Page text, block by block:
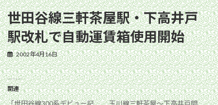
キ
ッ
プ
に
移
動世田谷線三軒茶屋駅・下高井戸
駅改札で自動運賃箱使用開始
2002年4月16日
関連
「世田谷線300系デビュー記
玉川線三軒茶屋〜下高井戸間